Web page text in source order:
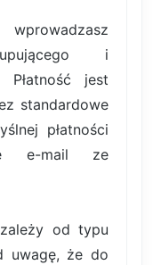
i
Płatność jest
standardowe
płatności
e-mail ze
od typu
uwagę, że do